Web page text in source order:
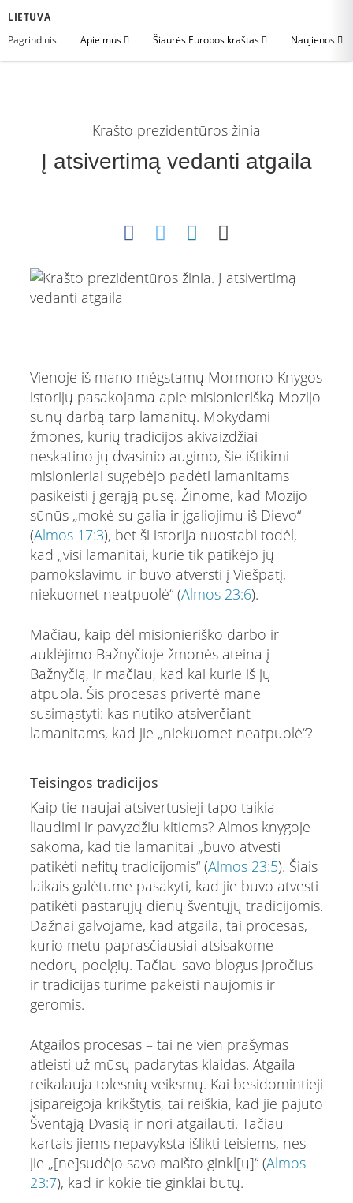
LIETUVA
Pagrindinis
Apie mus Šiaurės Europos kraštas Naujienos
Krašto prezidentūros žinia
Į atsivertimą vedanti atgaila
Vienoje iš mano mėgstamų Mormono Knygos
istorijų pasakojama apie misionierišką Mozijo
sūnų darbą tarp lamanitų. Mokydami
žmones, kurių tradicijos akivaizdžiai
neskatino jų dvasinio augimo, šie ištikimi
misionieriai sugebėjo padėti lamanitams
pasikeisti į gerąją pusę. Žinome, kad Mozijo
sūnūs „mokė su galia ir įgaliojimu iš Dievo“
(Almos 17:3), bet ši istorija nuostabi todėl,
kad „visi lamanitai, kurie tik patikėjo jų
pamokslavimu ir buvo atversti į Viešpatį,
niekuomet neatpuolė“ (Almos 23:6).
Mačiau, kaip dėl misionieriško darbo ir
auklėjimo Bažnyčioje žmonės ateina į
Bažnyčią, ir mačiau, kad kai kurie iš jų
atpuola. Šis procesas privertė mane
susimąstyti: kas nutiko atsiverčiant
lamanitams, kad jie „niekuomet neatpuolė“?
Teisingos tradicijos
Kaip tie naujai atsivertusieji tapo taikia
liaudimi ir pavyzdžiu kitiems? Almos knygoje
sakoma, kad tie lamanitai „buvo atvesti
patikėti nefitų tradicijomis“ (Almos 23:5). Šiais
laikais galėtume pasakyti, kad jie buvo atvesti
patikėti pastarųjų dienų šventųjų tradicijomis.
Dažnai galvojame, kad atgaila, tai procesas,
kurio metu paprasčiausiai atsisakome
nedorų poelgių. Tačiau savo blogus įpročius
ir tradicijas turime pakeisti naujomis ir
geromis.
Atgailos procesas – tai ne vien prašymas
atleisti už mūsų padarytas klaidas. Atgaila
reikalauja tolesnių veiksmų. Kai besidomintieji
įsipareigoja krikštytis, tai reiškia, kad jie pajuto
Šventąją Dvasią ir nori atgailauti. Tačiau
kartais jiems nepavyksta išlikti teisiems, nes
jie „[ne]sudėjo savo maišto ginkl[ų]“ (Almos
23:7), kad ir kokie tie ginklai būtų.